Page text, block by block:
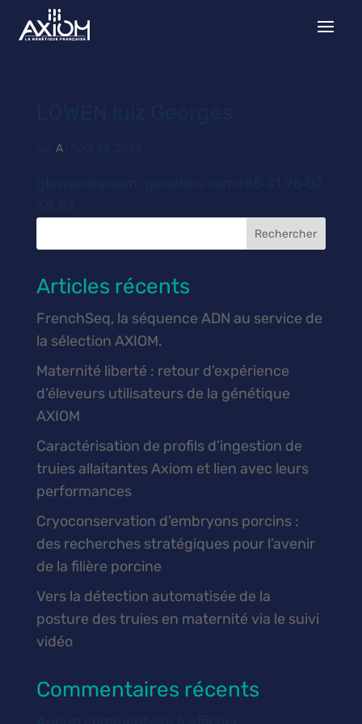
A|
Rechercher
Articles récents
FrenchSeq, la séquence ADN au service de
la sélection AXIOM.
Maternité liberté : retour d’expérience
d’éleveurs utilisateurs de la génétique
AXIOM
Caractérisation de profils d’ingestion de
truies allaitantes Axiom et lien avec leurs
performances
Cryoconservation d’embryons porcins :
des recherches stratégiques pour l’avenir
de la filière porcine
Vers la détection automatisée de la
posture des truies en maternité via le suivi
vidéo
Commentaires récents